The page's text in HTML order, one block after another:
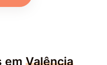
em Valência